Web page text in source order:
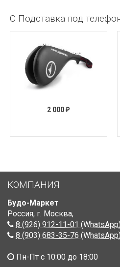
С Подставка под
2 000 ₽
КОМПАНИЯ
Будо-Маркет
Россия, г. Москва,
8 (926) 912-11-01 (WhatsApp)
8 (903) 683-35-76 (WhatsApp)
Пн-Пт с 10:00 до 18:00